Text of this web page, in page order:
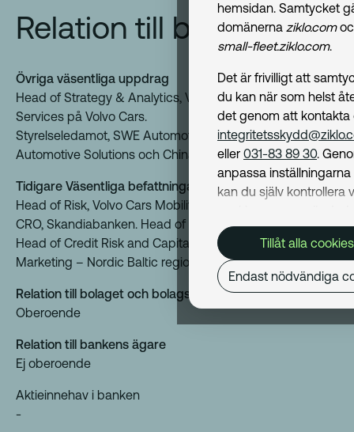
Relation till banken
Övriga väsentliga uppdrag
Head of Strategy & Analytics, Volvo Cars Financial
Services på Volvo Cars.
Styrelseledamot, SWE Automotive Solutions AB, UK
Automotive Solutions och China Leasing Co
Tidigare Väsentliga befattningar
Head of Risk, Volvo Cars Mobility and Financial Services.
CRO, Skandiabanken. Head of Financial Risk, SBAB.
Head of Credit Risk and Capital, SBAB. Head of
Marketing – Nordic Baltic region, MasterCard
Relation till bolaget och bolagsledningen
Oberoende
Relation till bankens ägare
Ej oberoende
Aktieinnehav i banken
-
hemsidan. Samtycket
domänerna ziklo.com
small-fleet.ziklo.com.
Det är frivilligt att
du kan när som helst
det genom att kontakta
eller 031-83 89 30.
anpassa
kan du själv kontrollera
Cookiepolicykan du
om hur vi använder
och hur du kan undvika
Mer om behandling av
personuppgifter hittar
Dataskyddspolicy.
Tillåt alla cookies
Endast nödvändiga